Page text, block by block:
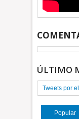
ÚLTIMO
Tweets por
Popular